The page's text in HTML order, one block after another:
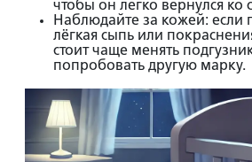
чтобы он легко вернулся ко
Наблюдайте за кожей: если
лёгкая сыпь или
стоит чаще менять
попробовать другую марку.